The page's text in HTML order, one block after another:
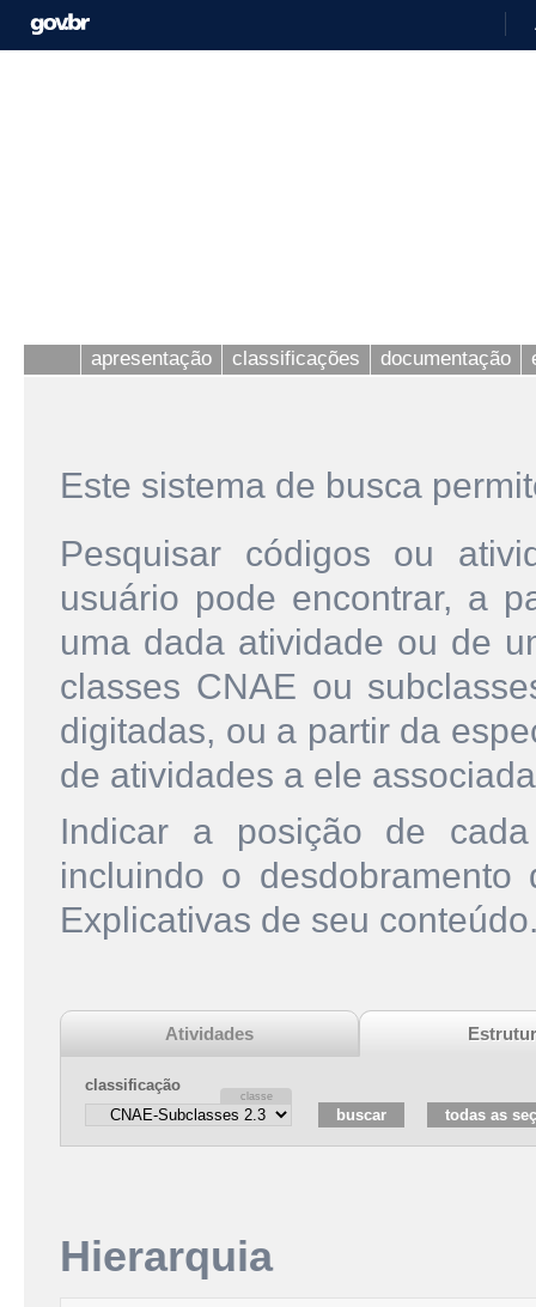
apresentação classificações documentação
Este sistema de busca
Pesquisar códigos ou
usuário pode encontrar, a
uma dada atividade ou de
classes CNAE ou
digitadas, ou a partir da
de atividades a ele
Indicar a posição de
incluindo o
Explicativas de seu
Atividades
classificação
Hierarquia